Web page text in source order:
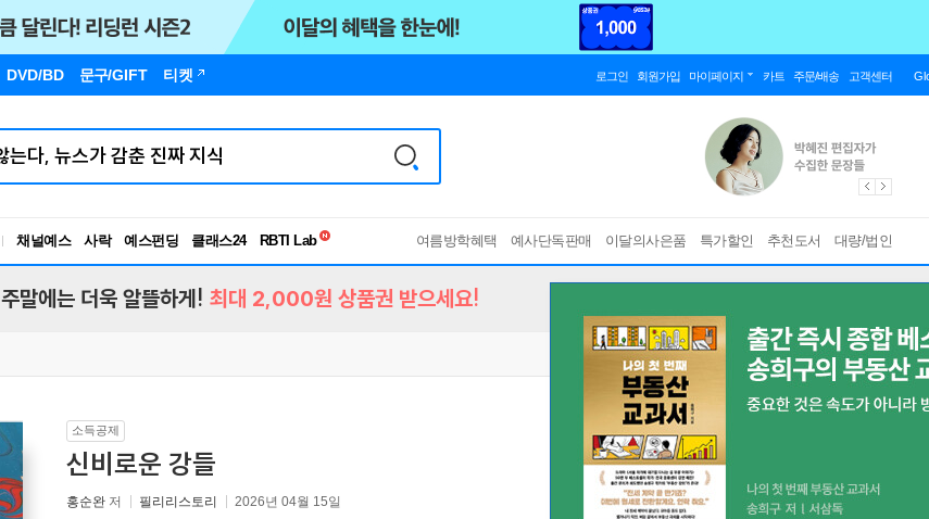
DVD/BD 문구/GIFT 티켓 로그인 회원가입 마이페이지 카트 주문/배송 고객센터
채널예스 사락 예스펀딩 클래스24
독서유형검사
여름방학혜택 예사단독판매 이달의사은품 특가할인 추천도서 대량/법인
주말에는 더욱 알뜰하게! 최대 2,000원 상품권 받으세요!
소득공제
신비로운 강들
홍순완 저 필리리스토리 2026년 04월 15일